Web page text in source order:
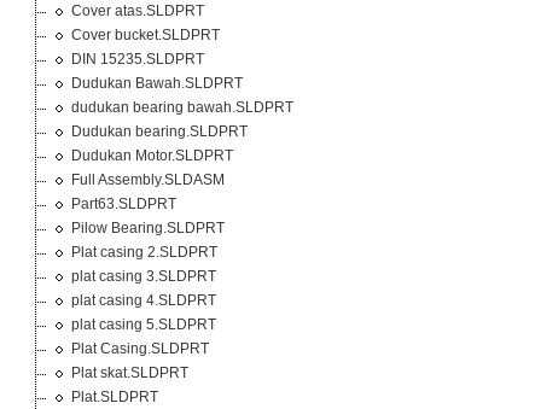
Cover atas.SLDPRT
Cover bucket.SLDPRT
DIN 15235.SLDPRT
Dudukan Bawah.SLDPRT
dudukan bearing bawah.SLDPRT
Dudukan bearing.SLDPRT
Dudukan Motor.SLDPRT
Full Assembly.SLDASM
Part63.SLDPRT
Pilow Bearing.SLDPRT
Plat casing 2.SLDPRT
plat casing 3.SLDPRT
plat casing 4.SLDPRT
plat casing 5.SLDPRT
Plat Casing.SLDPRT
Plat skat.SLDPRT
Plat.SLDPRT